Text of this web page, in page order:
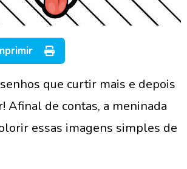
que curtir mais e depois
Afinal de contas, a meninada
essas imagens simples de